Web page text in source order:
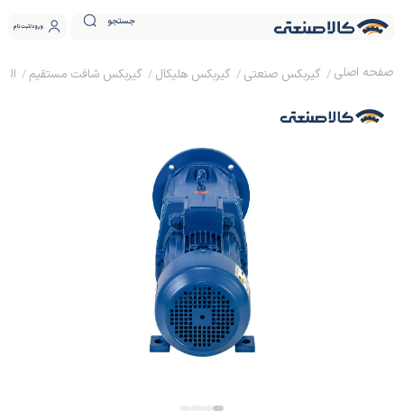
جستجو ورود ثبت نام
گیربکس صنعتی گیربکس هلیکال گیربکس شافت مستقیم